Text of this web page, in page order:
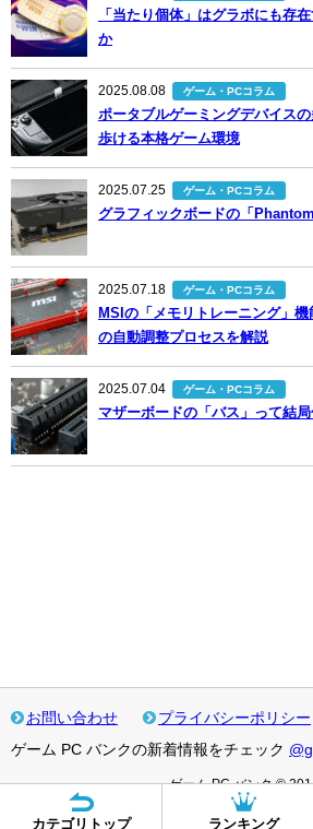
「当たり個体」はグラボにも存
か
2025.08.08 ゲーム・PCコラム
ポータブルゲーミングデバイス
歩ける本格ゲーム環境
2025.07.25 ゲーム・PCコラム
グラフィックボードの「
2025.07.18 ゲーム・PCコラム
MSIの「メモリトレーニング」
の自動調整プロセスを解説
2025.07.04 ゲーム・PCコラム
マザーボードの「バス」って結局
お問い合わせ プライバシーポリシー
ゲーム PC バンクの新着情報をチェック
ゲーム PC バンク ©
カテゴリトップ ランキング